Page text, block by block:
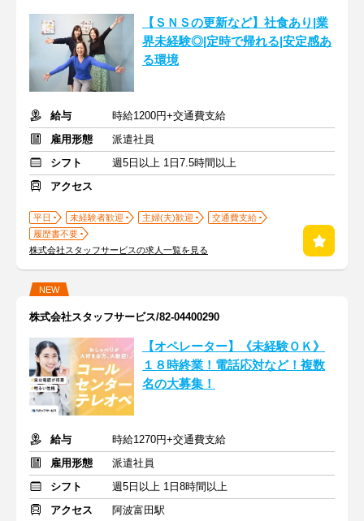
【ＳＮＳの更新など】社食あり|業
界未経験◎|定時で帰れる|安定感あ
る環境
給与
時給1200円+交通費支給
雇用形態
派遣社員
シフト
週5日以上 1日7.5時間以上
アクセス
平日 未経験者歓迎 主婦(夫)歓迎
交通費支給
履歴書不要
株式会社スタッフサービスの求人一覧を見る
NEW
株式会社スタッフサービス/82-04400290
【オペレーター】《未経験ＯＫ》
１８時終業！電話応対など！複数
名の大募集！
給与
時給1270円+交通費支給
雇用形態
派遣社員
シフト
週5日以上 1日8時間以上
アクセス
阿波富田駅